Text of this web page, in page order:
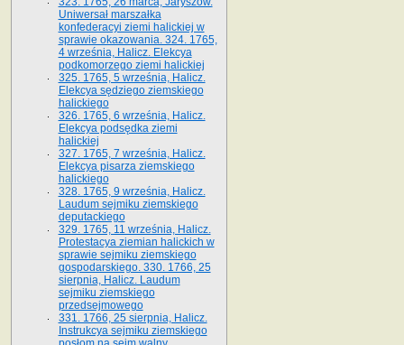
Uniwersał marszałka
konfederacyi ziemi halickiej w
sprawie okazowania. 324. 1765,
4 września, Halicz. Elekcya
podkomorzego ziemi halickiej
325. 1765, 5 września, Halicz.
Elekcya sędziego ziemskiego
halickiego
326. 1765, 6 września, Halicz.
Elekcya podsędka ziemi
halickiej
327. 1765, 7 września, Halicz.
Elekcya pisarza ziemskiego
halickiego
328. 1765, 9 września, Halicz.
Laudum sejmiku ziemskiego
deputackiego
329. 1765, 11 września, Halicz.
Protestacya ziemian halickich w
sprawie sejmiku ziemskiego
gospodarskiego. 330. 1766, 25
sierpnia, Halicz. Laudum
sejmiku ziemskiego
przedsejmowego
331. 1766, 25 sierpnia, Halicz.
Instrukcya sejmiku ziemskiego